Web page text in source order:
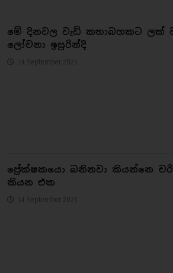
මේ දිනවල වැඩි කතාබහකට ලක්
ලෝචනා ඉසුරින්දි
14 September 2025
ප්‍රේක්ෂකයො බනිනවා කියන්නෙ
කියන එක
14 September 2025